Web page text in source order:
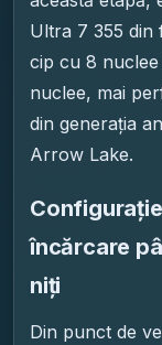
Ultra 7 355 din
cip cu 8
nuclee, mai
din generația
Arrow Lake.
încărcare
niți
Din punct de